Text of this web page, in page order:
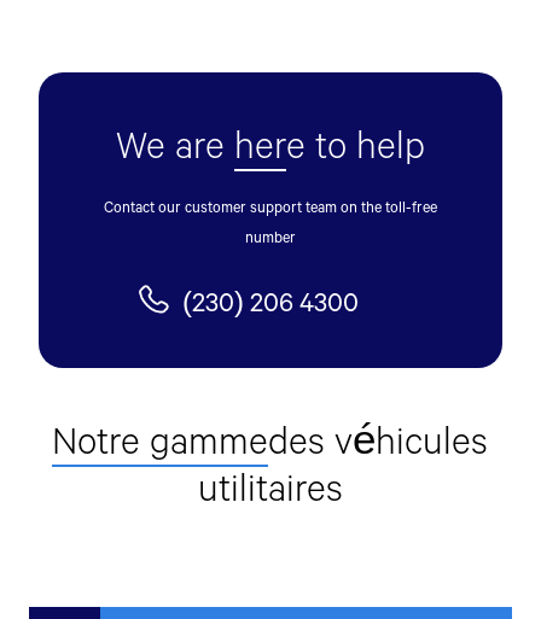
We are here to help
Contact our customer support team on the toll-free
number
(230) 206 4300
Notre gammedes véhicules
utilitaires